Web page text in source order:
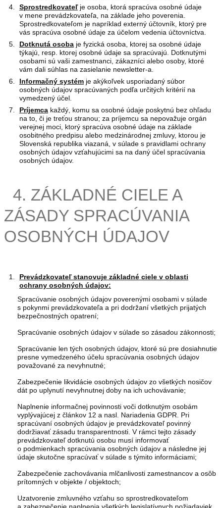
Sprostredkovateľje osoba, ktorá spracúva osobné údaje
v mene prevádzkovateľa, na základe jeho poverenia.
Sprostredkovateľom je napríklad externý účtovník, ktorý pre
vás spracúva osobné údaje za účelom vedenia účtovníctva.
Dotknutá osoba je fyzická osoba, ktorej sa osobné údaje
týkajú, resp. ktorej osobné údaje sa spracúvajú. Dotknutými
osobami sú vaši zamestnanci, zákazníci alebo osoby, ktoré
vám dali súhlas na zasielanie newsletter-a.
Informačný systém je akýkoľvek usporiadaný súbor
osobných údajov spracúvaných podľa určitých kritérií na
vymedzený účel.
Príjemca každý, komu sa osobné údaje poskytnú bez ohľadu
na to, či je treťou stranou; za príjemcu sa nepovažuje orgán
verejnej moci, ktorý spracúva osobné údaje na základe
osobitného predpisu alebo medzinárodnej zmluvy, ktorou je
Slovenská republika viazaná, v súlade s pravidlami ochrany
osobných údajov vzťahujúcimi sa na daný účel spracúvania
osobných údajov.
4. ZÁKLADNÉ CIELE A
ZÁSADY SPRACÚVANIA
OSOBNÝCH ÚDAJOV
Prevádzkovateľ stanovuje základné ciele v oblasti
ochrany osobných údajov:
Spracúvanie osobných údajov poverenými osobami v súlade
s pokynmi prevádzkovateľa a pri dodržaní všetkých prijatých
bezpečnostných opatrení;
Spracúvanie osobných údajov v súlade so zásadou zákonnosti;
Spracúvanie len tých osobných údajov, ktoré sú pre dosiahnutie
presne vymedzeného účelu spracúvania osobných údajov
považované za nevyhnutné;
Zabezpečenie likvidácie osobných údajov zo všetkých nosičov
dát po uplynutí nevyhnutnej doby na ich uchovávanie;
Naplnenie informačnej povinnosti voči dotknutým osobám
vyplývajúcej z článkov 12 a nasl. Nariadenia GDPR. Pri
spracúvaní osobných údajov je prevádzkovateľ povinný
dodržiavať zásadu transparentnosti. V rámci tejto zásady
prevádzkovateľ dotknutú osobu musí informovať
o podmienkach spracúvania osobných údajov a následne jej
údaje skutočne spracúvať v súlade s týmito informáciami;
Zabezpečenie zachovávania mlčanlivosti zamestnancov a osôb
prítomných v objekte / objektoch;
Uzatvorenie zmluvného vzťahu so sprostredkovateľom